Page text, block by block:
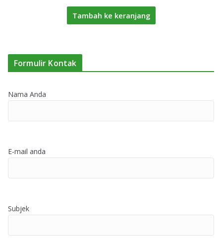
Tambah ke keranjang
Formulir Kontak
Nama Anda
E-mail anda
Subjek